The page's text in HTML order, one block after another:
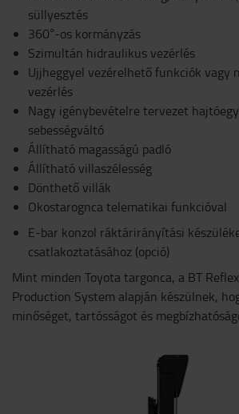
süllyesztés
360°-os kormányzás
Szimultán hidraulikus vezérlés
Ujjheggyel vezérelhető funkciók vagy
vezérlés
Nagy igénybevételre tervezet
sebességváltó
Állítható magasságú padló
Állítható villaszélesség
Dönthető villák
Okostarognca telematikai funkcióval
E-bar konzol ráktárirányítási
csatlakoztatásához (opció)
Mint minden Toyota targonca, a BT
Production System alapján készülnek,
minőséget, tartósságot és